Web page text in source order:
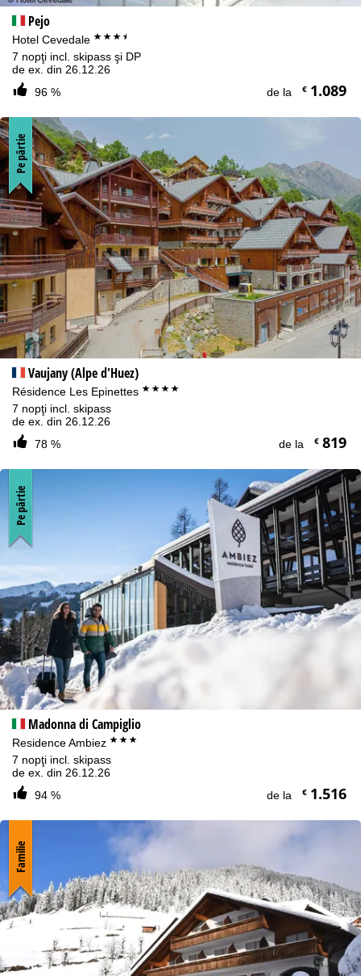
Pejo
Hotel Cevedale ***+
7 nopţi incl. skipass şi DP
de ex. din 26.12.26
96 %
de la €1.089
Vaujany (Alpe d'Huez)
Résidence Les Epinettes ****
7 nopţi incl. skipass
de ex. din 26.12.26
78 %
de la €819
Pe pârtie
Madonna di Campiglio
Residence Ambiez ***
7 nopţi incl. skipass
de ex. din 26.12.26
94 %
de la €1.516
Pe pârtie
Familie